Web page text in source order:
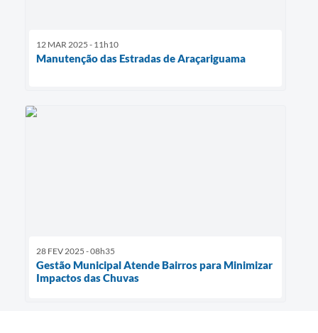
12 MAR 2025 - 11h10
Manutenção das Estradas de Araçariguama
28 FEV 2025 - 08h35
Gestão Municipal Atende Bairros para Minimizar
Impactos das Chuvas